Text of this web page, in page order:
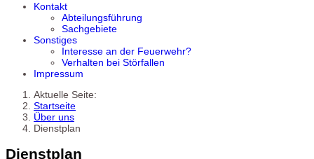
Kontakt
Abteilungsführung
Sachgebiete
Sonstiges
Interesse an der Feuerwehr?
Verhalten bei Störfallen
Impressum
Aktuelle Seite:
Startseite
Über uns
Dienstplan
Dienstplan